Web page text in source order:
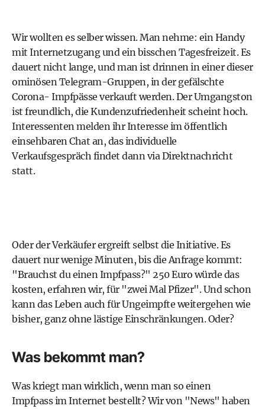
Wir wollten es selber wissen. Man nehme: ein Handy
mit Internetzugang und ein bisschen Tagesfreizeit. Es
dauert nicht lange, und man ist drinnen in einer dieser
ominösen Telegram-Gruppen, in der gefälschte
Corona- Impfpässe verkauft werden. Der Umgangston
ist freundlich, die Kundenzufriedenheit scheint hoch.
Interessenten melden ihr Interesse im öffentlich
einsehbaren Chat an, das individuelle
Verkaufsgespräch findet dann via Direktnachricht
statt.
Oder der Verkäufer ergreift selbst die Initiative. Es
dauert nur wenige Minuten, bis die Anfrage kommt:
"Brauchst du einen Impfpass?" 250 Euro würde das
kosten, erfahren wir, für "zwei Mal Pfizer". Und schon
kann das Leben auch für Ungeimpfte weitergehen wie
bisher, ganz ohne lästige Einschränkungen. Oder?
Was bekommt man?
Was kriegt man wirklich, wenn man so einen
Impfpass im Internet bestellt? Wir von "News" haben